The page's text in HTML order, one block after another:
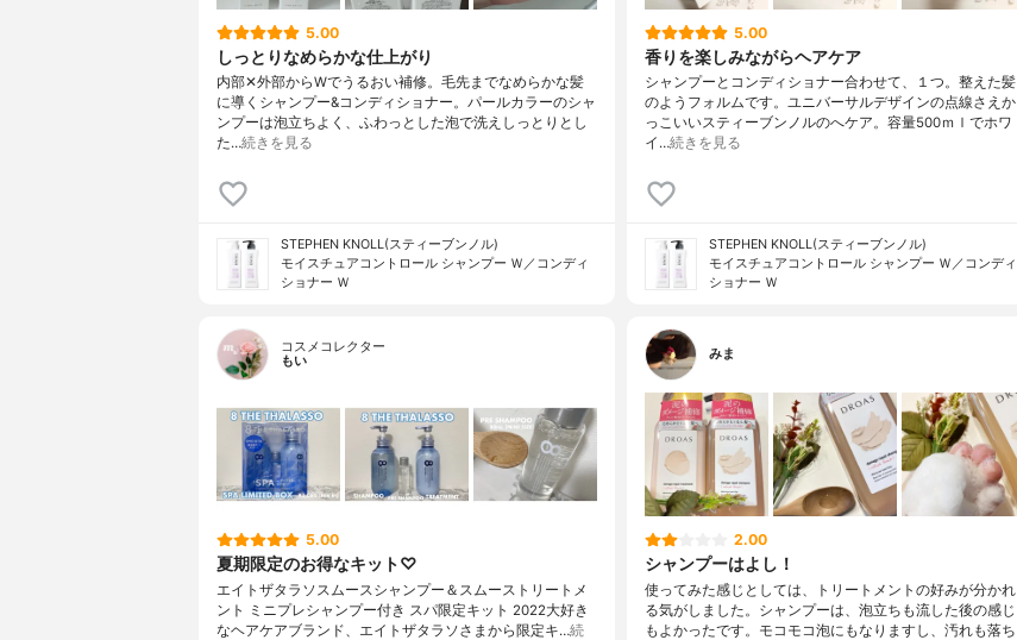
5.00
しっとりなめらかな仕上がり
内部✕外部からWでうるおい補修。毛先までなめらかな髪
に導くシャンプー&コンディショナー。パールカラーのシャ
ンプーは泡立ちよく、ふわっとした泡で洗えしっとりとし
た…続きを見る
STEPHEN KNOLL(スティーブンノル)
モイスチュアコントロール シャンプー Ｗ／コンディ
ショナー Ｗ
5.00
香りを楽しみながらヘアケア
シャンプーとコンディショナー合わせて、１つ。整えた髪
のようフォルムです。ユニバーサルデザインの点線さえか
っこいいスティーブンノルのへケア。容量500ｍｌでホワ
イ…続きを見る
STEPHEN KNOLL(スティーブンノル)
モイスチュアコントロール シャンプー Ｗ／コンディ
ショナー Ｗ
コスメコレクター
もい
5.00
夏期限定のお得なキット♡
エイトザタラソスムースシャンプー＆スムーストリートメ
ント ミニプレシャンプー付き スパ限定キット 2022大好き
なヘアケアブランド、エイトザタラソさまから限定キ…続
みま
2.00
シャンプーはよし！
使ってみた感じとしては、トリートメントの好みが分かれ
る気がしました。シャンプーは、泡立ちも流した後の感じ
もよかったです。モコモコ泡にもなりますし、汚れも落ち